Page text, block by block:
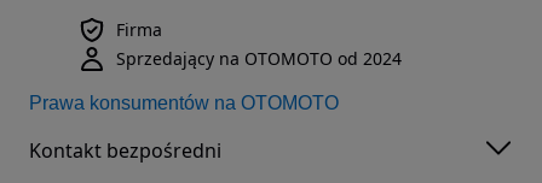
Firma
Sprzedający na OTOMOTO od 2024
Prawa konsumentów na OTOMOTO
Kontakt bezpośredni